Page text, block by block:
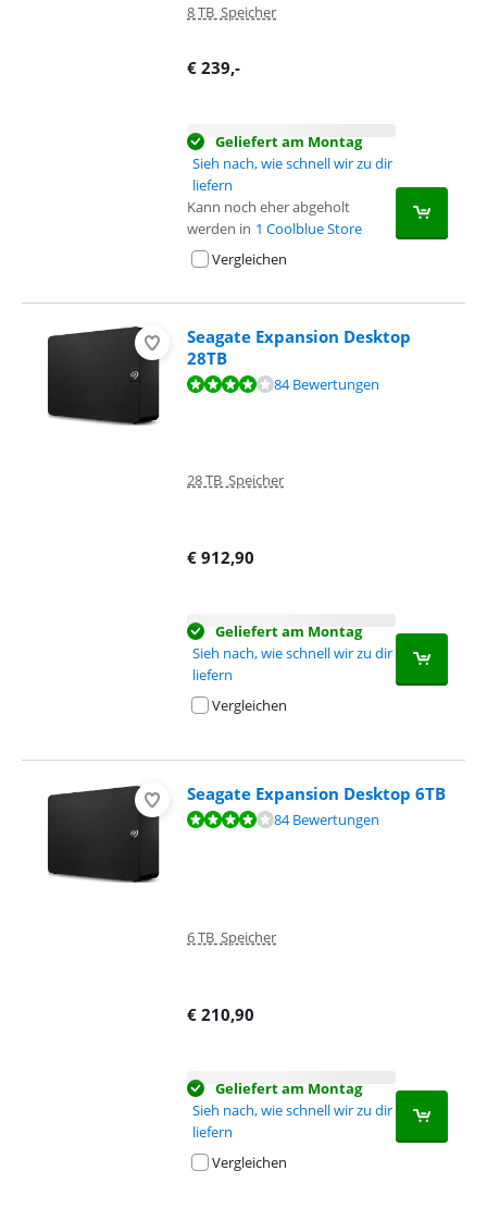
8 TB Speicher
€ 239,-
Geliefert am Montag
Sieh nach, wie schnell wir zu dir
liefern
Kann noch eher abgeholt
werden in 1 Coolblue Store
Vergleichen
Seagate Expansion Desktop
28TB
Bewertet mit 8,3 von 10, basierend auf 84 Bewertungen.
84 Bewertungen
28 TB Speicher
€ 912,90
Geliefert am Montag
Sieh nach, wie schnell wir zu dir
liefern
Vergleichen
Seagate Expansion Desktop 6TB
Bewertet mit 8,3 von 10, basierend auf 84 Bewertungen.
84 Bewertungen
6 TB Speicher
€ 210,90
Geliefert am Montag
Sieh nach, wie schnell wir zu dir
liefern
Vergleichen